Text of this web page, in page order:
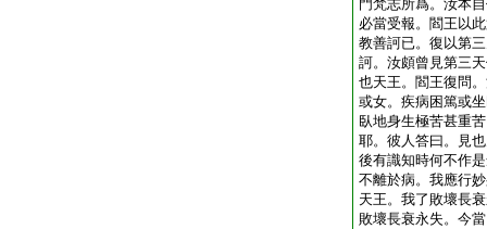
門梵志所爲。汝本
必當受報。閻王以
教善訶已。復以第
訶。汝頗曾見第三
也天王。閻王復問
或女。疾病困篤或
臥地身生極苦甚重
耶。彼人答曰。見
後有識知時何不作
不離於病。我應行
天王。我了敗壞長
敗壞長衰永失。今